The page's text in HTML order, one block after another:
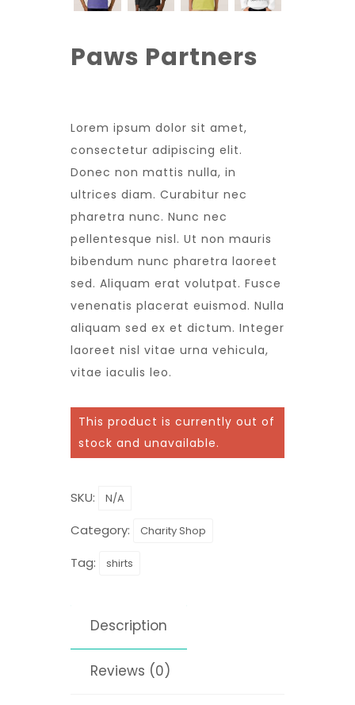
Paws Partners
Lorem ipsum dolor sit amet,
consectetur adipiscing elit.
Donec non mattis nulla, in
ultrices diam. Curabitur nec
pharetra nunc. Nunc nec
pellentesque nisl. Ut non mauris
bibendum nunc pharetra laoreet
sed. Aliquam erat volutpat. Fusce
venenatis placerat euismod. Nulla
aliquam sed ex et dictum. Integer
laoreet nisl vitae urna vehicula,
vitae iaculis leo.
This product is currently out of
stock and unavailable.
SKU: N/A
Category: Charity Shop
Tag: shirts
Description
Reviews (0)